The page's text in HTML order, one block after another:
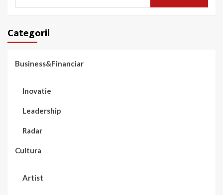
Categorii
Business&Financiar
Inovatie
Leadership
Radar
Cultura
Artist